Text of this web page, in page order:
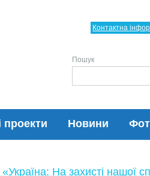
проекти Новини
Контактна
Пошук
На захисті нашої